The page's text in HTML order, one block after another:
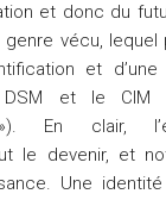
et donc du
vécu,
et
et le CIM
En clair,
le devenir, et
Une